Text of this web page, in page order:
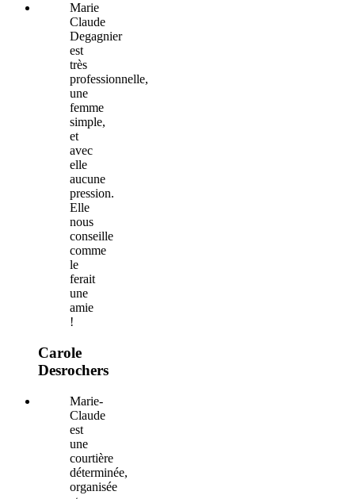
Marie
Claude
Degagnier
est
très
professionnelle,
une
femme
simple,
et
avec
elle
aucune
pression.
Elle
nous
conseille
comme
le
ferait
une
amie
!
Carole
Desrochers
Marie-
Claude
est
une
courtière
déterminée,
organisée